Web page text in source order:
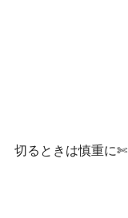
切るときは慎重に✄